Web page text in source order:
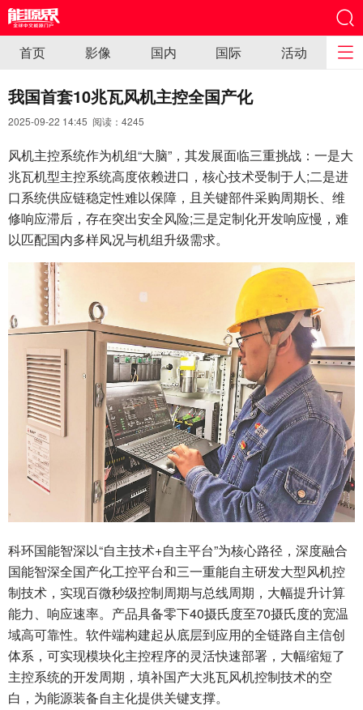
首页 影像 国内 国际 活动
我国首套10兆瓦风机主控全国产化
2025-09-22 14:45 阅读： 4245
风机主控系统作为机组“大脑”，其发展面临三重挑战：一是大
兆瓦机型主控系统高度依赖进口，核心技术受制于人;二是进
口系统供应链稳定性难以保障，且关键部件采购周期长、维
修响应滞后，存在突出安全风险;三是定制化开发响应慢，难
以匹配国内多样风况与机组升级需求。
科环国能智深以“自主技术+自主平台”为核心路径，深度融合
国能智深全国产化工控平台和三一重能自主研发大型风机控
制技术，实现百微秒级控制周期与总线周期，大幅提升计算
能力、响应速率。产品具备零下40摄氏度至70摄氏度的宽温
域高可靠性。软件端构建起从底层到应用的全链路自主信创
体系，可实现模块化主控程序的灵活快速部署，大幅缩短了
主控系统的开发周期，填补国产大兆瓦风机控制技术的空
白，为能源装备自主化提供关键支撑。